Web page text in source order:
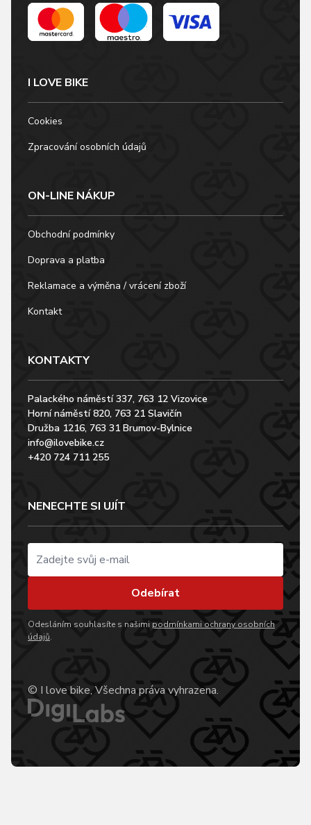
I LOVE BIKE
Cookies
Zpracování osobních údajů
ON-LINE NÁKUP
Obchodní podmínky
Doprava a platba
Reklamace a výměna / vrácení zboží
Kontakt
KONTAKTY
Palackého náměstí 337, 763 12 Vizovice
Horní náměstí 820, 763 21 Slavičín
Družba 1216, 763 31 Brumov-Bylnice
info@ilovebike.cz
+420 724 711 255
NENECHTE SI UJÍT
Odebírat
Odesláním souhlasíte s našimi podmínkami ochrany osobních
údajů.
© I love bike, Všechna práva vyhrazena.